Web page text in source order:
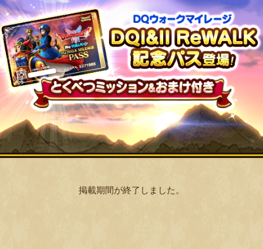
掲載期間が終了しました。